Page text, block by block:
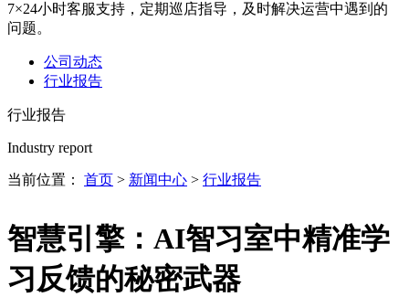
7×24小时客服支持，定期巡店指导，及时解决运营中遇到的
问题。
公司动态
行业报告
行业报告
Industry report
当前位置： 首页 > 新闻中心 > 行业报告
智慧引擎：AI智习室中精准学
习反馈的秘密武器